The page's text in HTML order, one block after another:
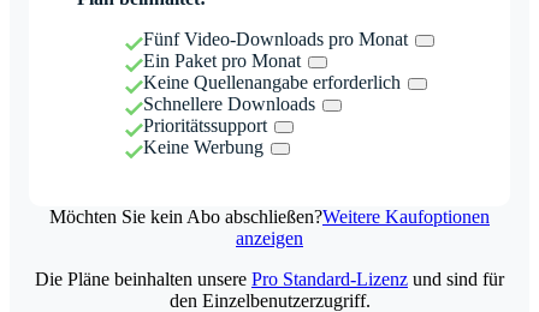
Fünf Video-Downloads pro Monat
Ein Paket pro Monat
Keine Quellenangabe erforderlich
Schnellere Downloads
Prioritätssupport
Keine Werbung
Möchten Sie kein Abo abschließen?Weitere Kaufoptionen
anzeigen
Die Pläne beinhalten unsere Pro Standard-Lizenz und sind für
den Einzelbenutzerzugriff.